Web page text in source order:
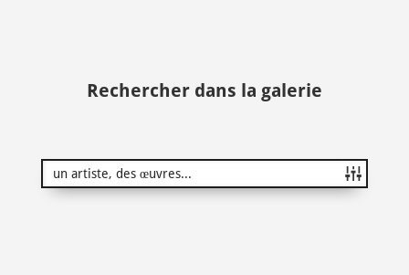
Rechercher dans la galerie